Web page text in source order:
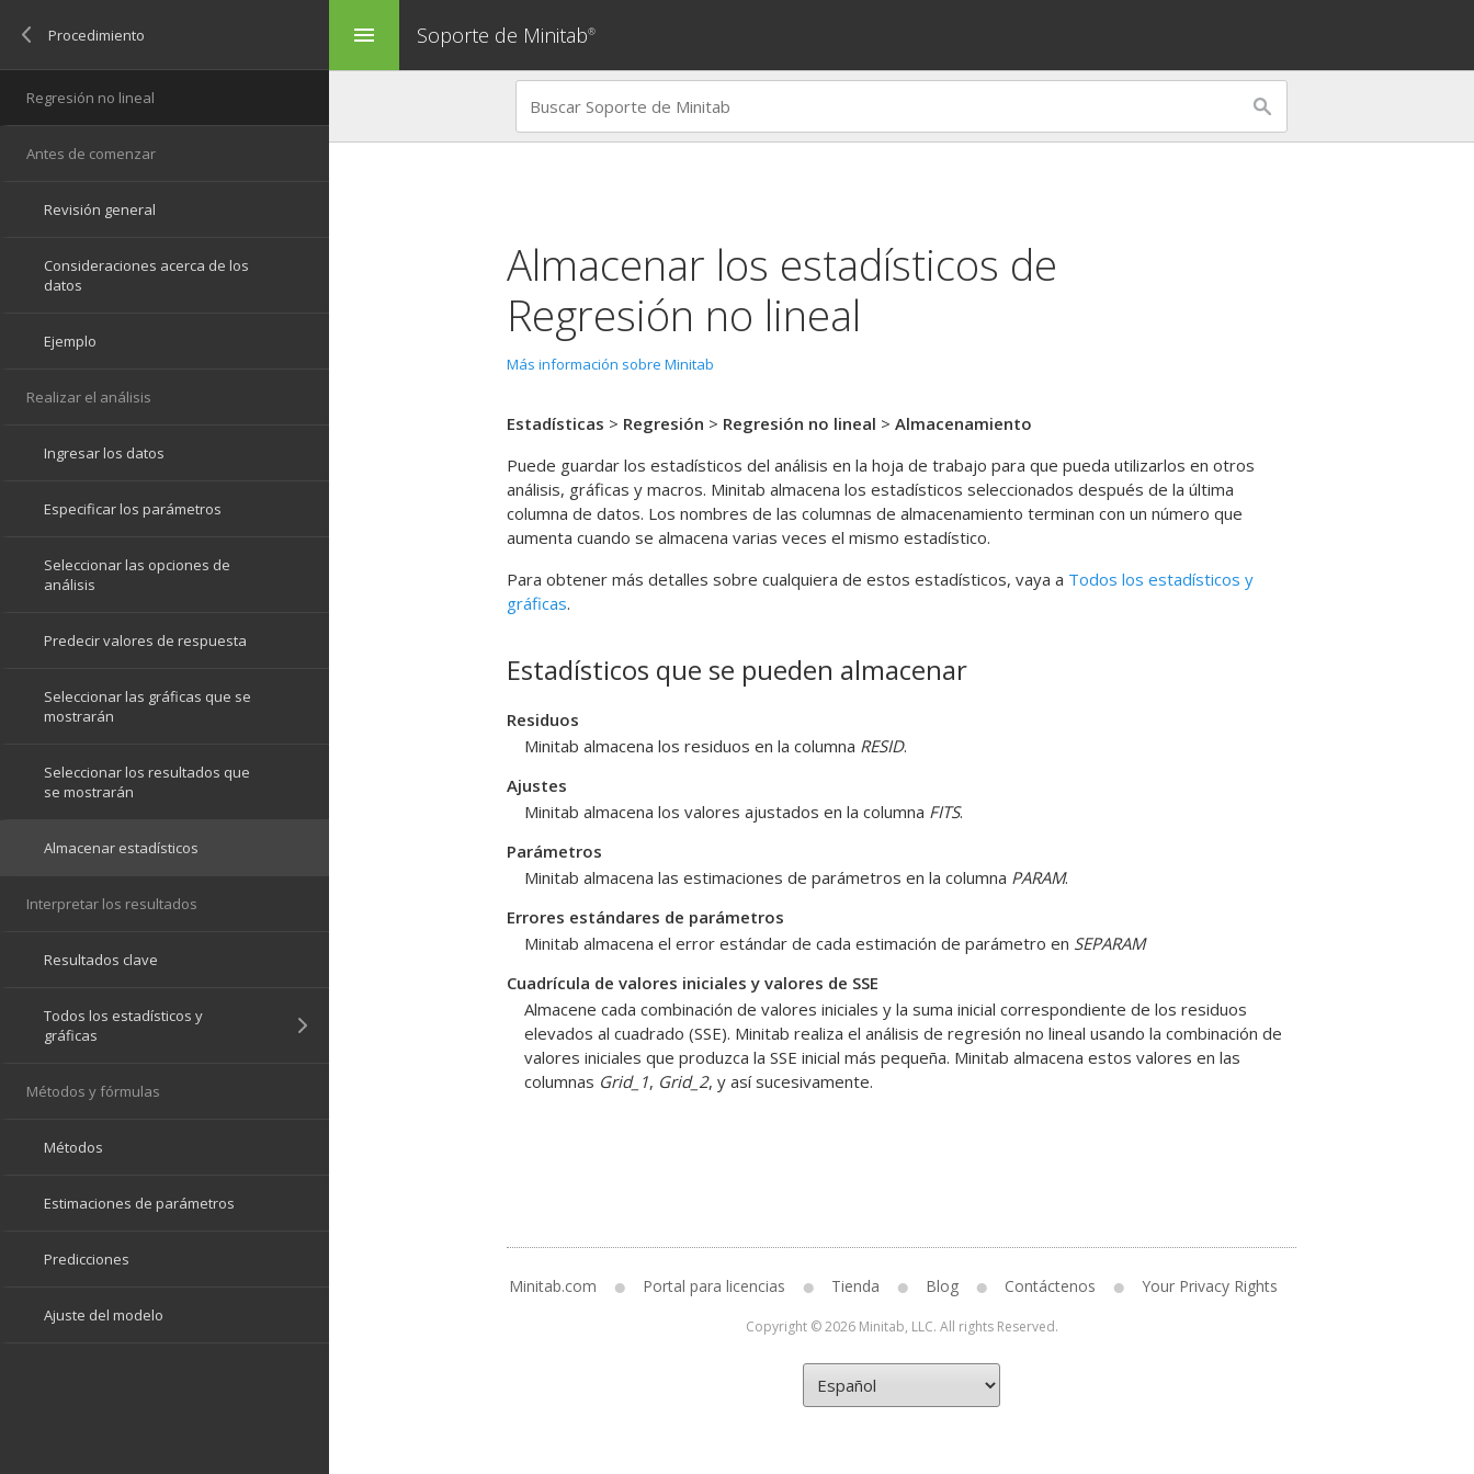
menu Soporte de Minitab®
Almacenar los estadísticos de
Regresión no lineal
Más información sobre Minitab
Estadísticas > Regresión > Regresión no lineal > Almacenamiento
Puede guardar los estadísticos del análisis en la hoja de trabajo para que pueda utilizarlos en otros
análisis, gráficas y macros. Minitab almacena los estadísticos seleccionados después de la última
columna de datos. Los nombres de las columnas de almacenamiento terminan con un número que
aumenta cuando se almacena varias veces el mismo estadístico.
Para obtener más detalles sobre cualquiera de estos estadísticos, vaya a Todos los estadísticos y
gráficas.
Estadísticos que se pueden almacenar
Residuos
Minitab almacena los residuos en la columna RESID.
Ajustes
Minitab almacena los valores ajustados en la columna FITS.
Parámetros
Minitab almacena las estimaciones de parámetros en la columna PARAM.
Errores estándares de parámetros
Minitab almacena el error estándar de cada estimación de parámetro en SEPARAM
Cuadrícula de valores iniciales y valores de SSE
Almacene cada combinación de valores iniciales y la suma inicial correspondiente de los residuos
elevados al cuadrado (SSE). Minitab realiza el análisis de regresión no lineal usando la combinación de
valores iniciales que produzca la SSE inicial más pequeña. Minitab almacena estos valores en las
columnas Grid_1, Grid_2, y así sucesivamente.
Minitab.com Portal para licencias Tienda Blog Contáctenos Your Privacy Rights
Copyright © 2026 Minitab, LLC. All rights Reserved.